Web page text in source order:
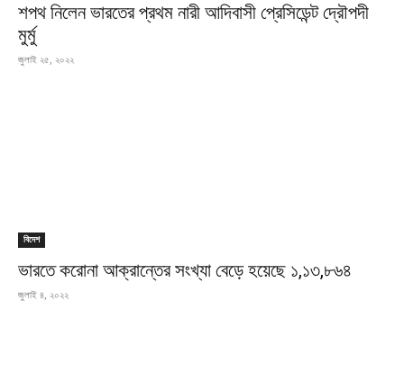
শপথ নিলেন ভারতের প্রথম নারী আদিবাসী প্রেসিডেন্ট দ্রৌপদী
মুর্মু
জুলাই ২৫, ২০২২
বিদেশ
ভারতে করোনা আক্রান্তের সংখ্যা বেড়ে হয়েছে ১,১৩,৮৬৪
জুলাই ৪, ২০২২